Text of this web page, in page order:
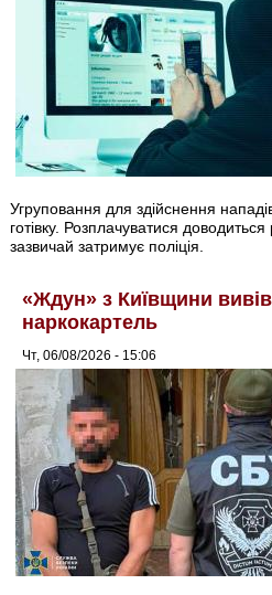
Угруповання для здійснення
готівку. Розплачуватися доводиться
зазвичай затримує поліція.
«Ждун» з Київщини
наркокартель
Чт, 06/08/2026 - 15:06